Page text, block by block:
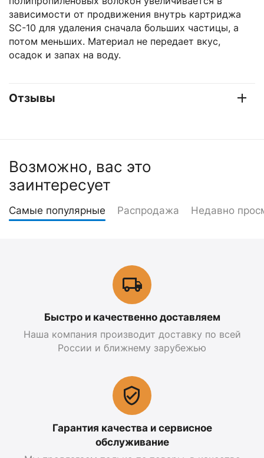
зависимости от продвижения внутрь картриджа
SC-10 для удаления сначала больших частицы, а
потом меньших. Материал не передает вкус,
осадок и запах на воду.
Отзывы
Возможно, вас это
заинтересует
Самые популярные Распродажа Недавно
Быстро и качественно доставляем
Наша компания производит доставку по всей
России и ближнему зарубежью
Гарантия качества и сервисное
обслуживание